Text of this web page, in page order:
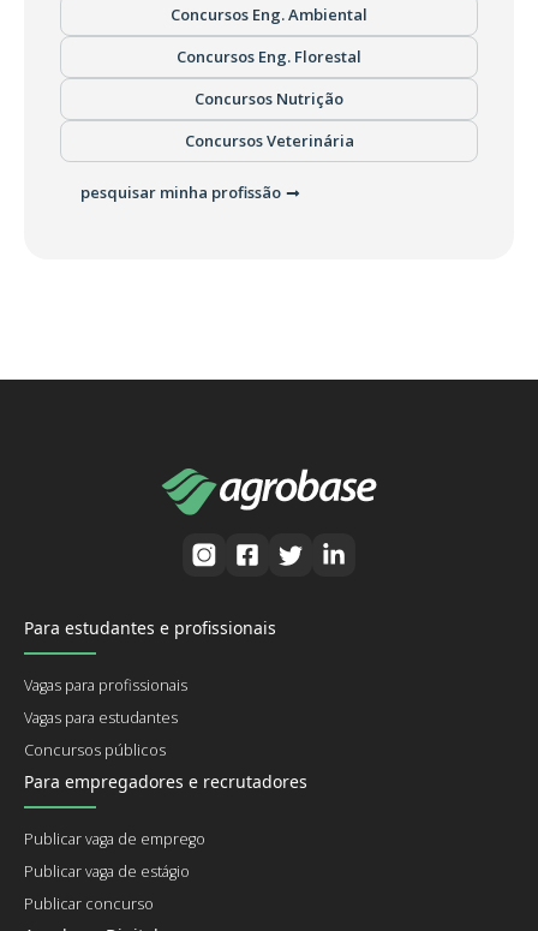
Concursos Eng. Ambiental
Concursos Eng. Florestal
Concursos Nutrição
Concursos Veterinária
pesquisar minha profissão
Para estudantes e profissionais
Vagas para profissionais
Vagas para estudantes
Concursos públicos
Para empregadores e recrutadores
Publicar vaga de emprego
Publicar vaga de estágio
Publicar concurso